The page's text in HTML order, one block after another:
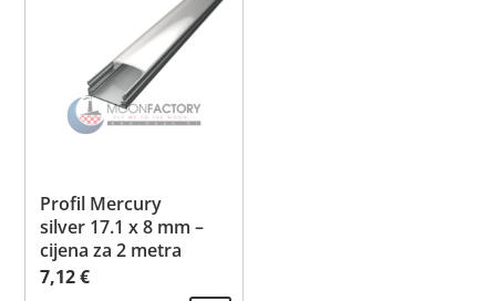
Profil Mercury
silver 17.1 x 8 mm –
cijena za 2 metra
7,12€